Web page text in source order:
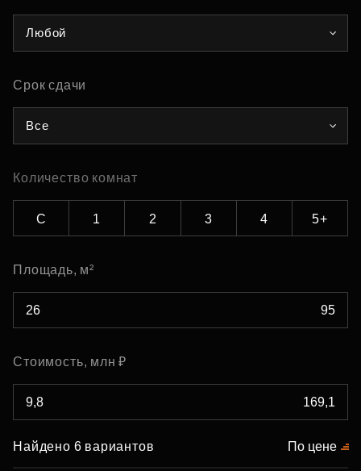
Любой
Срок сдачи
Все
Количество комнат
С 1 2 3 4 5+
Площадь, м²
Стоимость, млн ₽
Найдено 6 вариантов По цене